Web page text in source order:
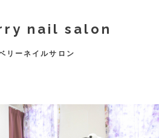
nail salon
リーネイルサロン